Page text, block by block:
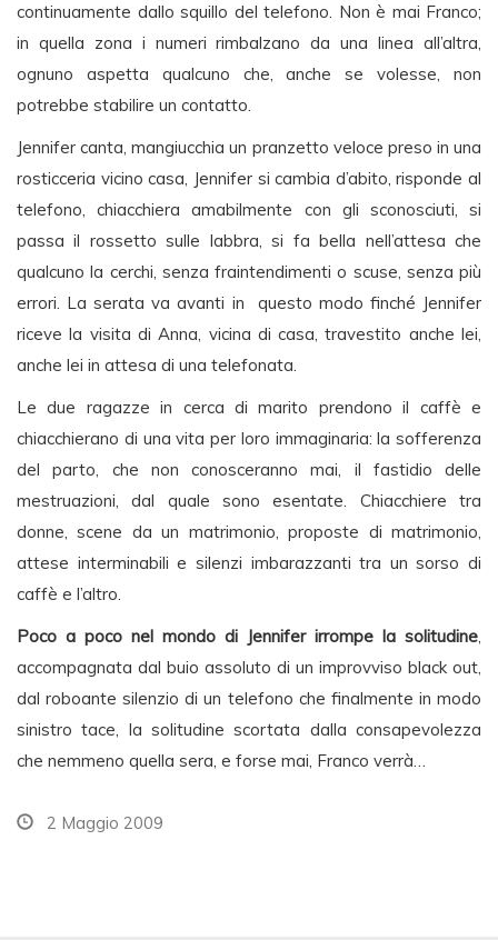
continuamente dallo squillo del telefono. Non è mai Franco;
in quella zona i numeri rimbalzano da una linea all’altra,
ognuno aspetta qualcuno che, anche se volesse, non
potrebbe stabilire un contatto.
Jennifer canta, mangiucchia un pranzetto veloce preso in una
rosticceria vicino casa, Jennifer si cambia d’abito, risponde al
telefono, chiacchiera amabilmente con gli sconosciuti, si
passa il rossetto sulle labbra, si fa bella nell’attesa che
qualcuno la cerchi, senza fraintendimenti o scuse, senza più
errori. La serata va avanti in questo modo finché Jennifer
riceve la visita di Anna, vicina di casa, travestito anche lei,
anche lei in attesa di una telefonata.
Le due ragazze in cerca di marito prendono il caffè e
chiacchierano di una vita per loro immaginaria: la sofferenza
del parto, che non conosceranno mai, il fastidio delle
mestruazioni, dal quale sono esentate. Chiacchiere tra
donne, scene da un matrimonio, proposte di matrimonio,
attese interminabili e silenzi imbarazzanti tra un sorso di
caffè e l’altro.
Poco a poco nel mondo di Jennifer irrompe la solitudine,
accompagnata dal buio assoluto di un improvviso black out,
dal roboante silenzio di un telefono che finalmente in modo
sinistro tace, la solitudine scortata dalla consapevolezza
che nemmeno quella sera, e forse mai, Franco verrà…
2 Maggio 2009